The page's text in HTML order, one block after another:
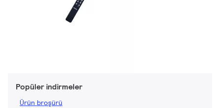
Popüler indirmeler
Ürün broşürü